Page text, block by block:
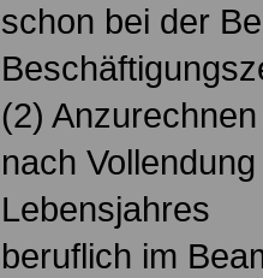
schon bei der
(2)
nach
Lebensjahres
beruflich im